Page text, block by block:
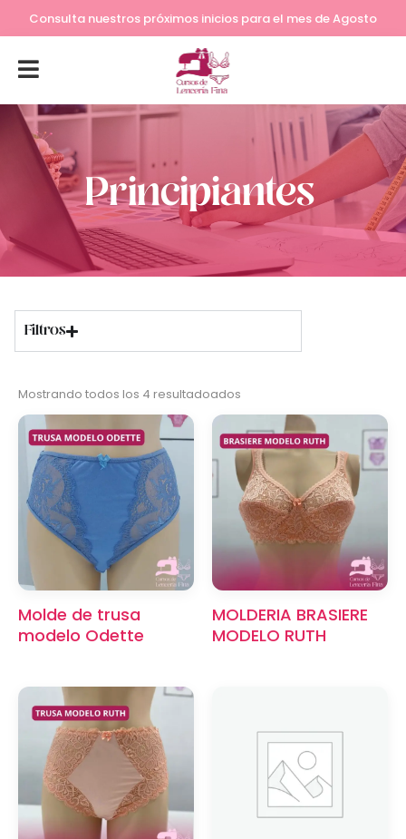
Consulta nuestros próximos inicios para el mes de Agosto
Principiantes
Filtros
Mostrando todos los 4 resultadoados
Molde de trusa
modelo Odette
MOLDERIA BRASIERE
MODELO RUTH